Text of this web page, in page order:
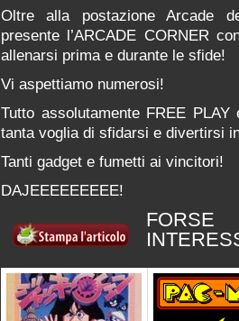
Oltre alla postazione Arcade
presente l’ARCADE CORNER
allenarsi prima e durante le sfide!
Vi aspettiamo numerosi!
Tutto assolutamente FREE
tanta voglia di sfidarsi e divertirsi
Tanti gadget e fumetti ai vincitori!
DAJEEEEEEEEE!